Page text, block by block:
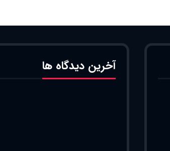
آخرین دیدگاه ها